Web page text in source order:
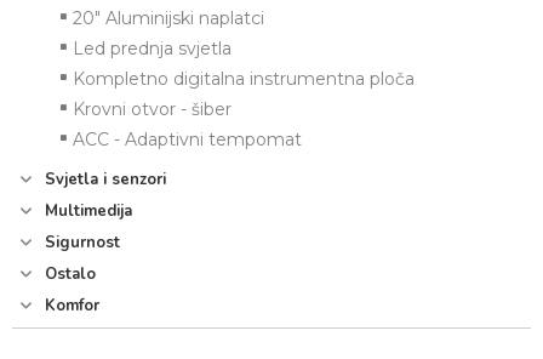
20" Aluminijski naplatci
Led prednja svjetla
Kompletno digitalna instrumentna ploča
Krovni otvor - šiber
ACC - Adaptivni tempomat
Svjetla i senzori
Multimedija
Sigurnost
Ostalo
Komfor